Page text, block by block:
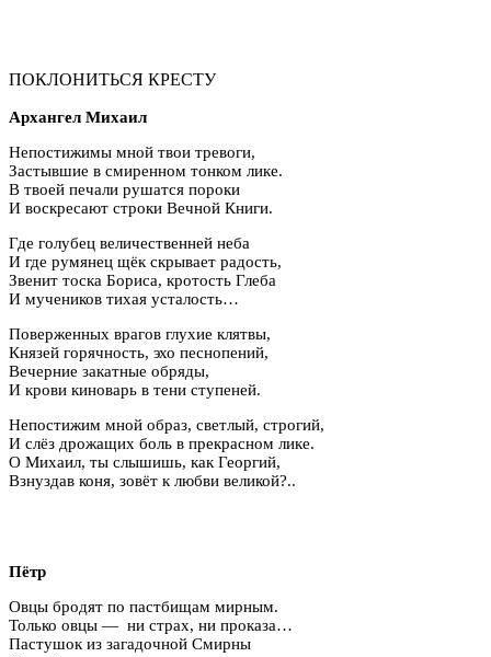
ПОКЛОНИТЬСЯ КРЕСТУ
Архангел Михаил
Непостижимы мной твои тревоги,
Застывшие в смиренном тонком лике.
В твоей печали рушатся пороки
И воскресают строки Вечной Книги.
Где голубец величественней неба
И где румянец щёк скрывает радость,
Звенит тоска Бориса, кротость Глеба
И мучеников тихая усталость…
Поверженных врагов глухие клятвы,
Князей горячность, эхо песнопений,
Вечерние закатные обряды,
И крови киноварь в тени ступеней.
Непостижим мной образ, светлый, строгий,
И слёз дрожащих боль в прекрасном лике.
О Михаил, ты слышишь, как Георгий,
Взнуздав коня, зовёт к любви великой?..
Пётр
Овцы бродят по пастбищам мирным.
Только овцы — ни страх, ни проказа…
Пастушок из загадочной Смирны